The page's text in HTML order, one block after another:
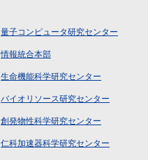
量子コンピュータ研究センター
情報統合本部
生命機能科学研究センター
バイオリソース研究センター
創発物性科学研究センター
仁科加速器科学研究センター